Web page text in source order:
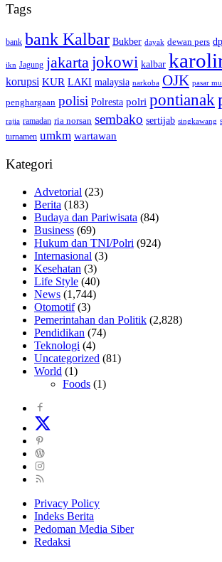
Tags
bank bank Kalbar Bukber dayak dewan pers
ikn Jagung jakarta jokowi kalbar
korupsi KUR LAKI malaysia narkoba OJK pasar
penghargaan polisi Polresta polri pontianak
rajia ramadan ria norsan sembako sertijab singkawang
turnamen umkm wartawan
Kategori
Advetorial (23)
Berita (183)
Budaya dan Pariwisata (84)
Business (69)
Hukum dan TNI/Polri (924)
Internasional (3)
Kesehatan (3)
Life Style (40)
News (1,744)
Otomotif(3)
Pemerintahan dan Politik (2,828)
Pendidikan (74)
Teknologi (4)
Uncategorized (81)
World (1)
Foods (1)
Privacy Policy
Indeks Berita
Pedoman Media Siber
Redaksi